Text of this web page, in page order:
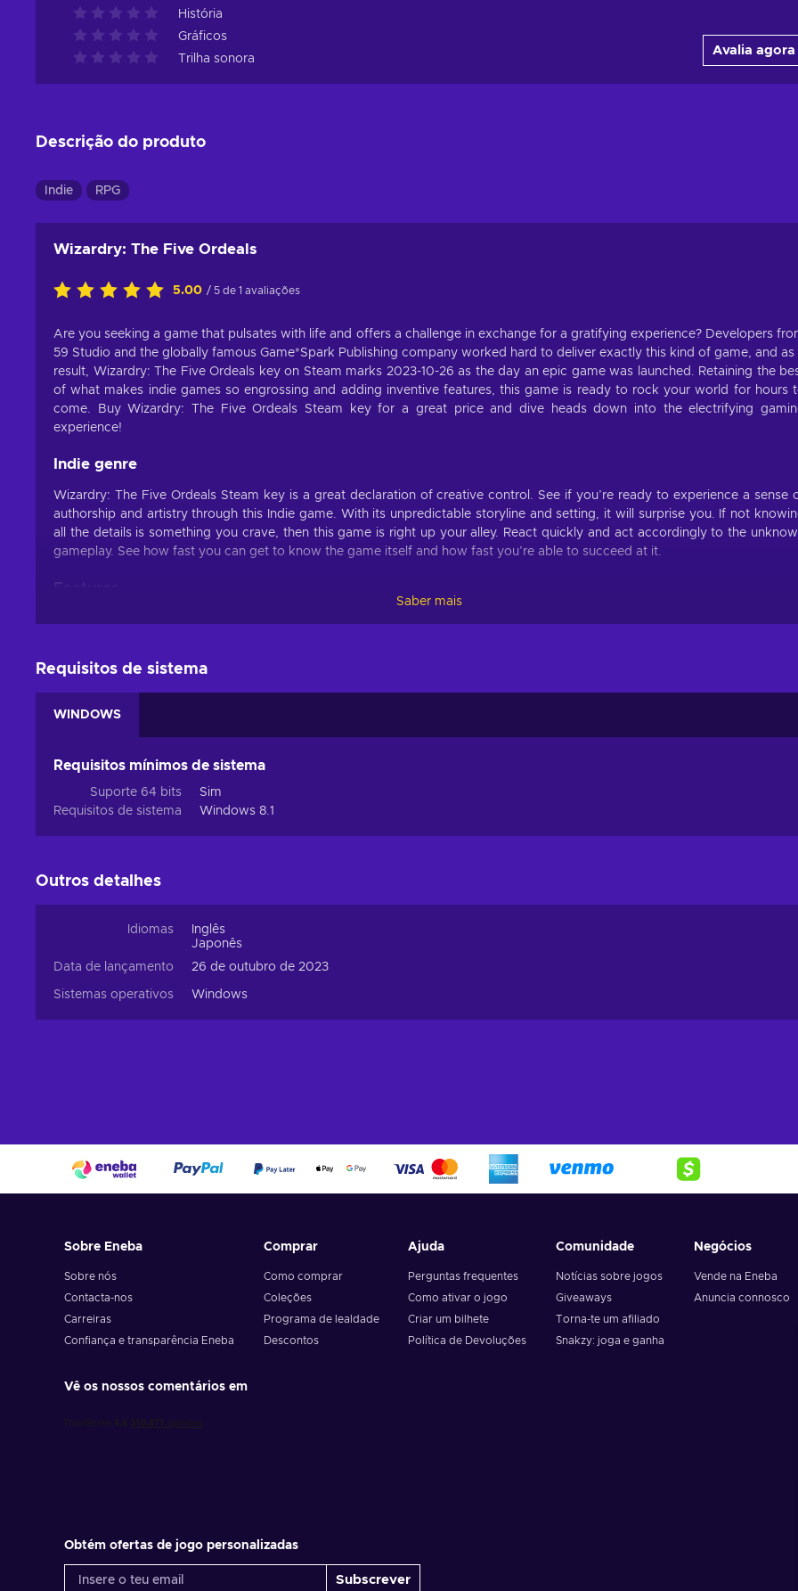
História
Gráficos
Trilha sonora
Avalia agora
Descrição do produto
Indie RPG
Wizardry: The Five Ordeals
5.00 / 5 de 1 avaliações
Are you seeking a game that pulsates with life and offers a challenge in exchange for a gratifying experience? Developers
59 Studio and the globally famous Game*Spark Publishing company worked hard to deliver exactly this kind of game, and as
result, Wizardry: The Five Ordeals key on Steam marks 2023-10-26 as the day an epic game was launched. Retaining the
of what makes indie games so engrossing and adding inventive features, this game is ready to rock your world for hours
come. Buy Wizardry: The Five Ordeals Steam key for a great price and dive heads down into the electrifying
experience!
Indie genre
Wizardry: The Five Ordeals Steam key is a great declaration of creative control. See if you’re ready to experience a sense
authorship and artistry through this Indie game. With its unpredictable storyline and setting, it will surprise you. If not
all the details is something you crave, then this game is right up your alley. React quickly and act accordingly to the
gameplay. See how fast you can get to know the game itself and how fast you’re able to succeed at it.
Features
2D graphics – The world consists of two-dimensional visuals and models, and cannot be viewed from other angles;
the end of the game;
Hack and slash – You have to slay tons of enemies in intense, non-stop action;
RPG – You have to level up your character, complete missions, and embark on quests that may change the world;
Turn-based – Players can move and fight in a restricted manner by only taking turns;
Cheap Wizardry: The Five Ordeals key price.
Saber mais
Requisitos de sistema
WINDOWS
Requisitos mínimos de sistema
Suporte 64 bits
Sim
Requisitos de sistema
Windows 8.1
Outros detalhes
Idiomas
Inglês
Japonês
Data de lançamento
26 de outubro de 2023
Sistemas operativos Windows
Sobre Eneba
Sobre nós
Contacta-nos
Carreiras
Confiança e transparência Eneba
Comprar
Como comprar
Coleções
Programa de lealdade
Descontos
Ajuda
Perguntas frequentes
Como ativar o jogo
Criar um bilhete
Política de Devoluções
Comunidade
Notícias sobre jogos
Giveaways
Torna-te um afiliado
Snakzy: joga e ganha
Negócios
Vende na Eneba
Anuncia connosco
Vê os nossos comentários em
Obtém ofertas de jogo personalizadas
Subscrever